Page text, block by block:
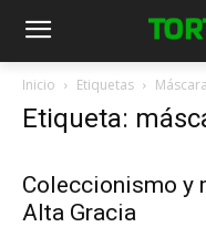
Inicio Etiquetas
Etiqueta:
Coleccionismo y
Alta Gracia